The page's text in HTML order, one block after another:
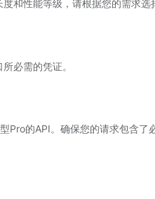
和性能等级，请根据您的需求选
必需的凭证。
Pro的API。确保您的请求包含了